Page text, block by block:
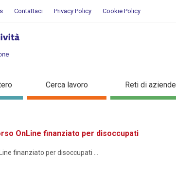
Contattaci Privacy Policy Cookie Policy
Cerca lavoro Reti di aziende
OnLine finanziato per disoccupati
finanziato per disoccupati ...